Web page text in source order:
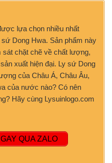
lựa chọn nhiều nhất
Dong Hwa. Sản phẩm này
chặt chẽ về chất lượng,
xuất hiện đại. Ly sứ Dong
của Châu Á, Châu Âu,
của nước nào? Có nên
Hãy cùng Lysuinlogo.com
QUA ZALO